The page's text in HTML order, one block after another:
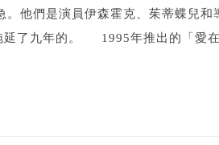
他們是演員伊森霍克、茱蒂蝶兒和
延了九年的。 1995年推出的「愛